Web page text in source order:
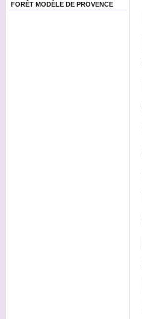
FORÊT MODÈLE DE PROVENCE